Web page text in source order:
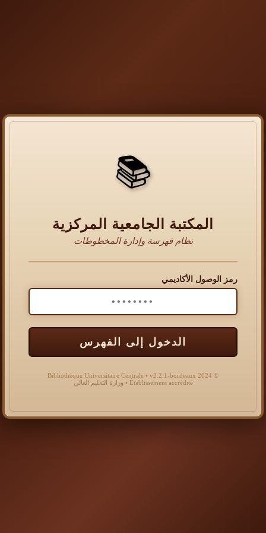
📚
المكتبة الجامعية المركزية
نظام فهرسة وإدارة المخطوطات
رمز الوصول الأكاديمي
الدخول إلى الفهرس
© 2024 Bibliothèque Universitaire Centrale • v3.2.1-bordeaux
Établissement accrédité • وزارة التعليم العالي